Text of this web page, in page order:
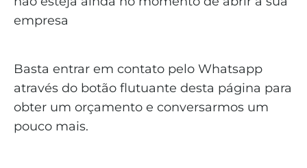
empresa
Basta entrar em contato pelo Whatsapp
através do botão flutuante desta página para
obter um orçamento e conversarmos um
pouco mais.